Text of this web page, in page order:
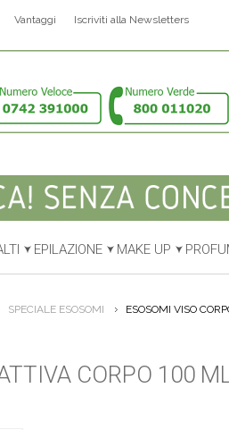
Vantaggi Iscriviti alla Newsletters
EPILAZIONE MAKE UP
SPECIALE ESOSOMI ESOSOMI VISO
CORPO 100